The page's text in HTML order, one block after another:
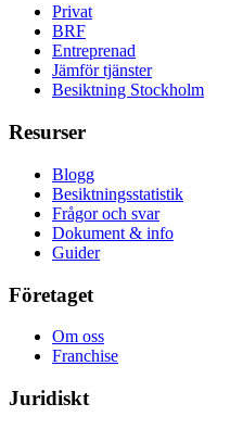
Privat
BRF
Entreprenad
Jämför tjänster
Besiktning Stockholm
Resurser
Blogg
Besiktningsstatistik
Frågor och svar
Dokument & info
Guider
Företaget
Om oss
Franchise
Juridiskt